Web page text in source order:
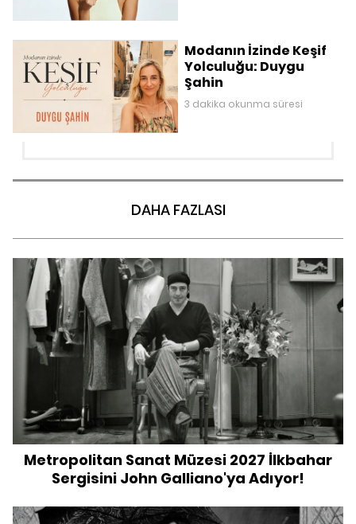
Modanın İzinde Keşif
Yolculuğu: Duygu
Şahin
3 dakika okunma süresi
DAHA FAZLASI
Metropolitan Sanat Müzesi 2027 İlkbahar
Sergisini John Galliano'ya Adıyor!